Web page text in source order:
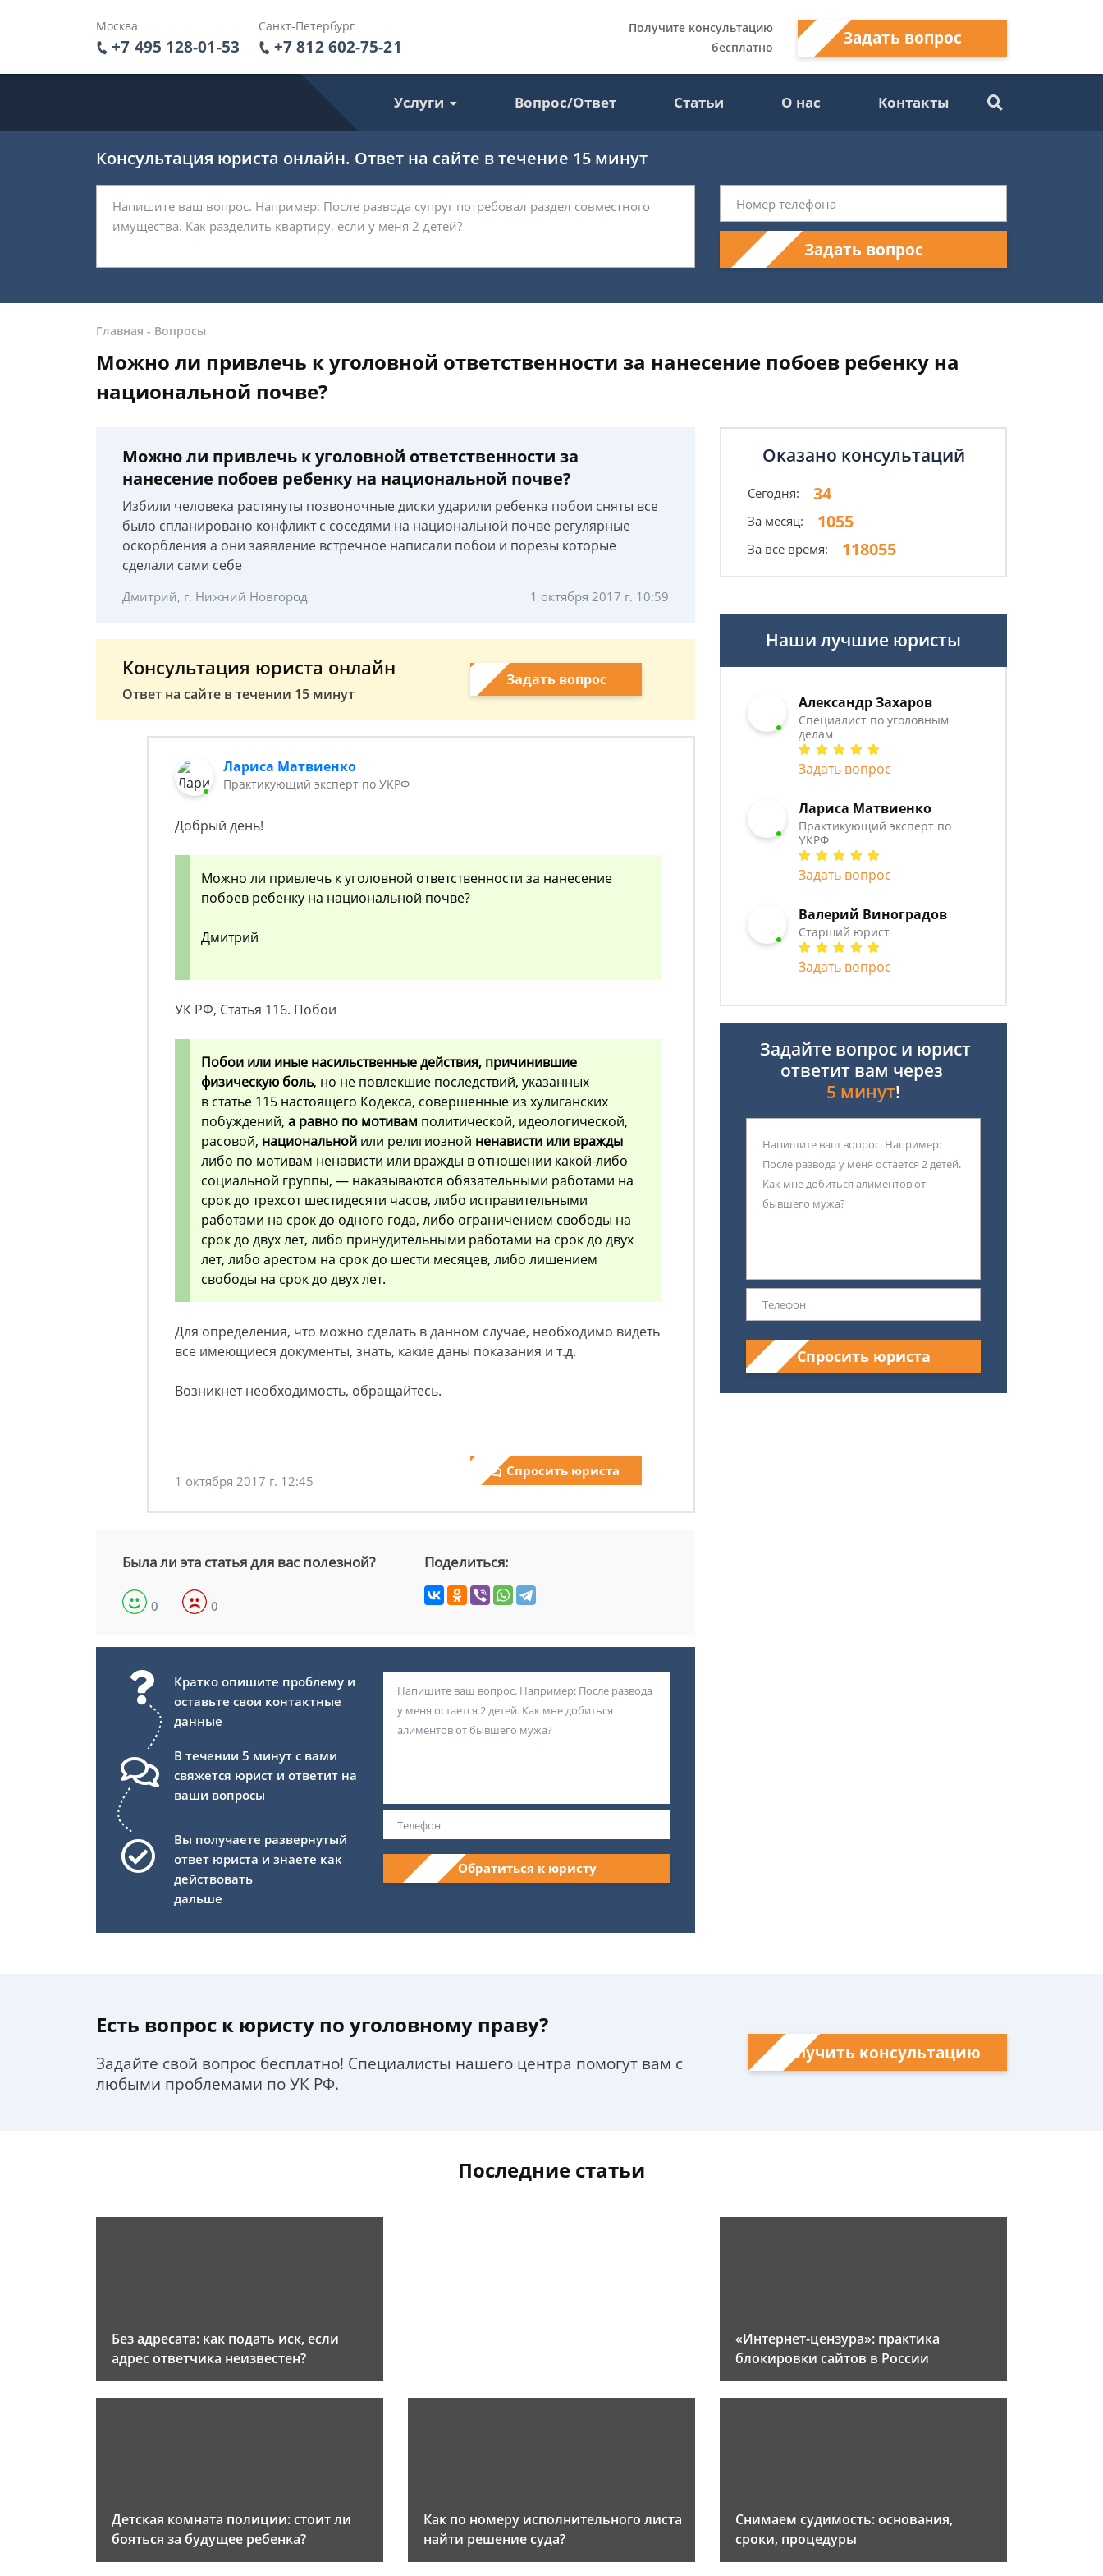
Москва
+7 495 128-01-53
Санкт-Петербург
+7 812 602-75-21
Получите консультацию
бесплатно
Задать вопрос
Услуги Вопрос/Ответ Статьи О нас Контакты
Консультация юриста онлайн. Ответ на сайте в течение 15 минут
Задать вопрос
Главная - Вопросы
Можно ли привлечь к уголовной ответственности за нанесение побоев ребенку на
национальной почве?
Можно ли привлечь к уголовной ответственности за
нанесение побоев ребенку на национальной почве?
Избили человека растянуты позвоночные диски ударили ребенка побои сняты все
было спланировано конфликт с соседями на национальной почве регулярные
оскорбления а они заявление встречное написали побои и порезы которые
сделали сами себе
Дмитрий, г. Нижний Новгород 1 октября 2017 г. 10:59
Консультация юриста онлайн
Ответ на сайте в течении 15 минут
Задать вопрос
Лариса Матвиенко
Практикующий эксперт по УКРФ
Добрый день!
Можно ли привлечь к уголовной ответственности за нанесение
побоев ребенку на национальной почве?
Дмитрий
УК РФ, Статья 116. Побои
Побои или иные насильственные действия, причинившие
физическую боль, но не повлекшие последствий, указанных
в статье 115 настоящего Кодекса, совершенные из хулиганских
побуждений, а равно по мотивам политической, идеологической,
расовой, национальной или религиозной ненависти или вражды
либо по мотивам ненависти или вражды в отношении какой-либо
социальной группы, — наказываются обязательными работами на
срок до трехсот шестидесяти часов, либо исправительными
работами на срок до одного года, либо ограничением свободы на
срок до двух лет, либо принудительными работами на срок до двух
лет, либо арестом на срок до шести месяцев, либо лишением
свободы на срок до двух лет.
Для определения, что можно сделать в данном случае, необходимо видеть
все имеющиеся документы, знать, какие даны показания и т.д.
Возникнет необходимость, обращайтесь.
1 октября 2017 г. 12:45
Спросить юриста
Была ли эта статья для вас полезной?
0 0
Поделиться:
Кратко опишите проблему и
оставьте свои контактные
данные
В течении 5 минут с вами
свяжется юрист и ответит на
ваши вопросы
Вы получаете развернутый
ответ юриста и знаете как
действовать
дальше
Обратиться к юристу
Оказано консультаций
Сегодня: 34
За месяц: 1055
За все время: 118055
Наши лучшие юристы
Александр Захаров
Специалист по уголовным
делам
Задать вопрос
Лариса Матвиенко
Практикующий эксперт по
УКРФ
Задать вопрос
Валерий Виноградов
Старший юрист
Задать вопрос
Задайте вопрос и юрист
ответит вам через
5 минут!
Спросить юриста
Есть вопрос к юристу по уголовному праву?
Задайте свой вопрос бесплатно! Специалисты нашего центра помогут вам с
любыми проблемами по УК РФ.
Получить консультацию
Последние статьи
Без адресата: как подать иск, если
адрес ответчика неизвестен?
«Интернет-цензура»: практика
блокировки сайтов в России
Детская комната полиции: стоит ли
бояться за будущее ребенка?
Как по номеру исполнительного листа
найти решение суда?
Снимаем судимость: основания,
сроки, процедуры